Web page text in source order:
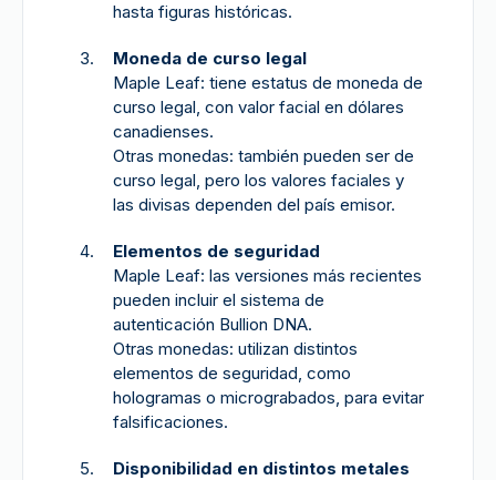
hasta figuras históricas.
Moneda de curso legal
Maple Leaf: tiene estatus de moneda de
curso legal, con valor facial en dólares
canadienses.
Otras monedas: también pueden ser de
curso legal, pero los valores faciales y
las divisas dependen del país emisor.
Elementos de seguridad
Maple Leaf: las versiones más recientes
pueden incluir el sistema de
autenticación Bullion DNA.
Otras monedas: utilizan distintos
elementos de seguridad, como
hologramas o micrograbados, para evitar
falsificaciones.
Disponibilidad en distintos metales